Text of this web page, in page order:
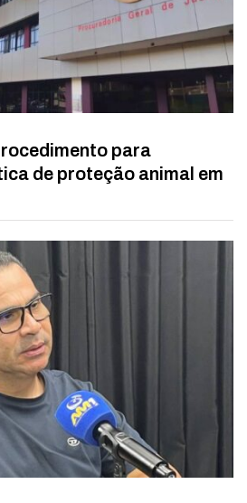
para
de proteção animal em